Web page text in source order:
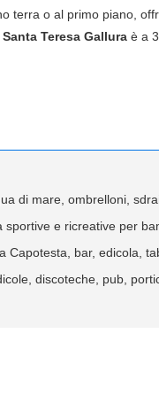
terra o al primo piano,
Santa Teresa Gallura è a
di mare, ombrelloni,
sportive e ricreative per
bar, edicola,
discoteche, pub,